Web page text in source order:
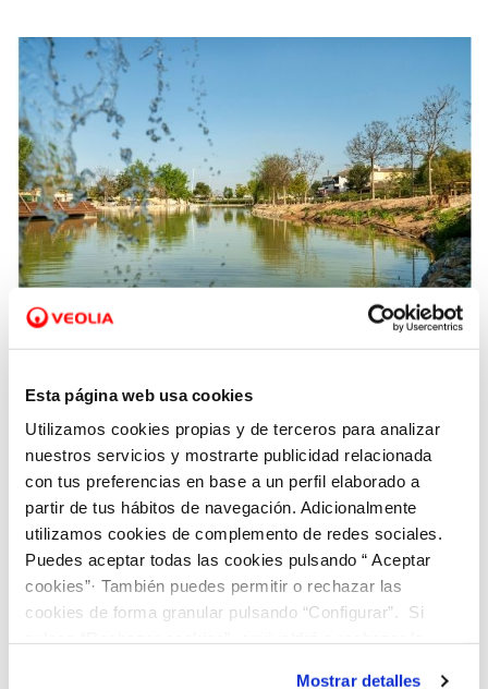
Esta página web usa cookies
Utilizamos cookies propias y de terceros para analizar
nuestros servicios y mostrarte publicidad relacionada
con tus preferencias en base a un perfil elaborado a
partir de tus hábitos de navegación. Adicionalmente
utilizamos cookies de complemento de redes sociales.
Puedes aceptar todas las cookies pulsando “ Aceptar
cookies”· También puedes permitir o rechazar las
cookies de forma granular pulsando “Configurar”. Si
Mostrar detalles
19 NOV 2021
la Comunitat Valenciana reutilizan un 43%
más de agua que la media española